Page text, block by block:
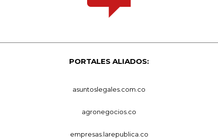
PORTALES ALIADOS:
asuntoslegales.com.co
agronegocios.co
empresas.larepublica.co